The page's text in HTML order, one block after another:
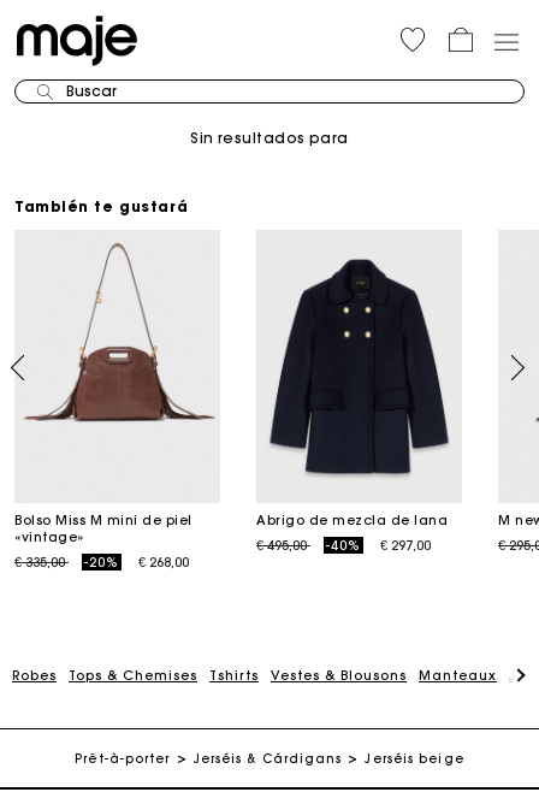
Buscar
Sin resultados para
También te gustará
Bolso Miss M mini de piel
«vintage»
Price reduced from
€ 335,00to -20% € 268,00
Abrigo de mezcla de lana
Price reduced from
€ 495,00to -40% € 297,00
M
Price
€
Robes Tops & Chemises Tshirts Vestes & Blousons Manteaux
Prêt-à-porter Jerséis & Cárdigans Jerséis beige
La tarjeta regalo de Maje: la mejor manera de hacer el
Entrega a domicilio ofrecida dentro de 2-3 días